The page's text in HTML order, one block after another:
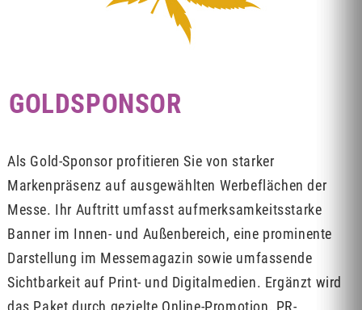
GOLDSPONSOR
Als Gold-Sponsor profitieren Sie von starker
Markenpräsenz auf ausgewählten Werbeflächen der
Messe. Ihr Auftritt umfasst aufmerksamkeitsstarke
Banner im Innen- und Außenbereich, eine prominente
Darstellung im Messemagazin sowie umfassende
Sichtbarkeit auf Print- und Digitalmedien. Ergänzt wird
das Paket durch gezielte Online-Promotion, PR-